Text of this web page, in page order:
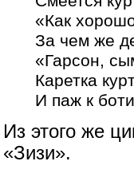
«Как
За чем же
«Гарсон,
Каретка
И паж к
Из этого же
«Зизи».